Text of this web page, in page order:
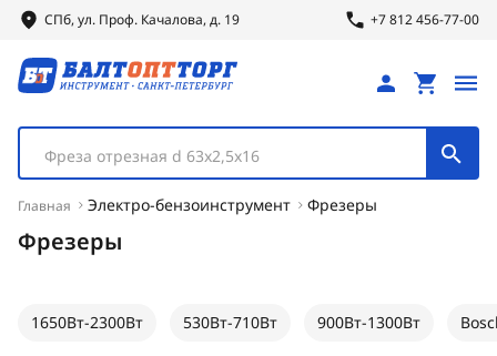
СПб, ул. Проф. Качалова, д. 19 +7 812 456-77-00
Фреза отрезная d 63х2,5х16
Главная Электро-бензоинструмент Фрезеры
Фрезеры
1650Вт-2300Вт 530Вт-710Вт 900Вт-1300Вт